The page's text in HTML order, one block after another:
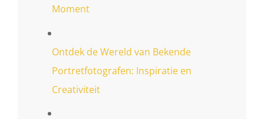
Moment
Ontdek de Wereld van Bekende
Portretfotografen: Inspiratie en
Creativiteit